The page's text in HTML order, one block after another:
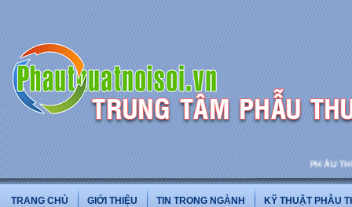
PHẪU
TRANG CHỦ GIỚI THIỆU TIN TRONG NGÀNH KỸ THUẬT PHẪU